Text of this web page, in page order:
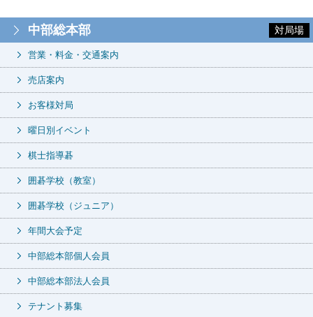
中部総本部 対局場
営業・料金・交通案内
売店案内
お客様対局
曜日別イベント
棋士指導碁
囲碁学校（教室）
囲碁学校（ジュニア）
年間大会予定
中部総本部個人会員
中部総本部法人会員
テナント募集